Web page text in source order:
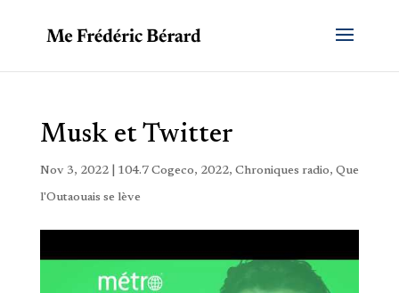
Musk et Twitter
Nov 3, 2022| 104.7 Cogeco, 2022, Chroniques radio, Que
l'Outaouais se lève